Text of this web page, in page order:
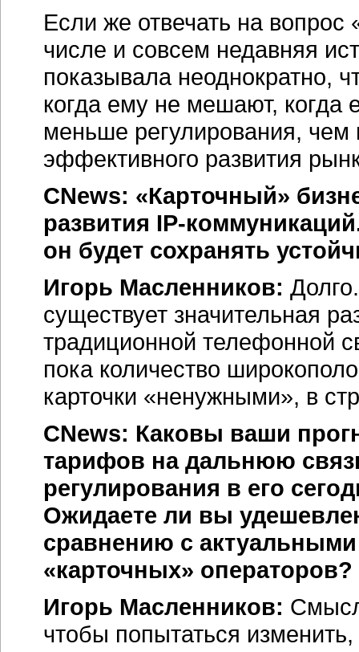
Если же отвечать на вопрос
числе и совсем недавняя
показывала неоднократно,
когда ему не мешают, когда
меньше регулирования,
эффективного развития
CNews: «Карточный»
развития IP-
он будет сохранять
Игорь Масленников:
существует значительная
традиционной телефонной
пока количество
карточки «ненужными», в
CNews: Каковы ваши
тарифов на дальнюю
регулирования в его
Ожидаете ли вы
сравнению с
«карточных» операторов?
Игорь Масленников:
чтобы попытаться